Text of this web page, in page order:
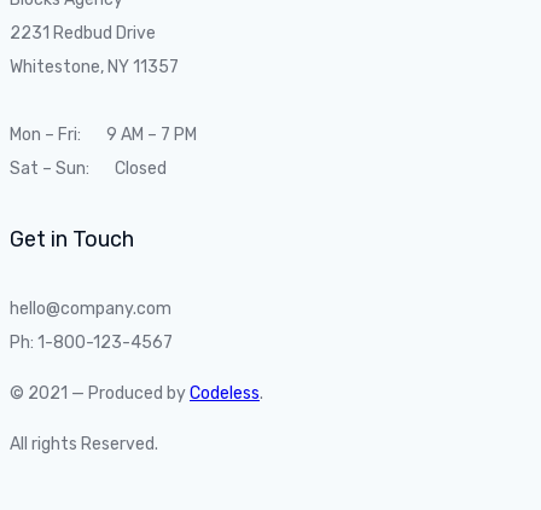
2231 Redbud Drive
Whitestone, NY 11357
Mon – Fri: 9 AM – 7 PM
Sat – Sun: Closed
Get in Touch
hello@company.com
Ph: 1-800-123-4567
© 2021 — Produced byCodeless.
All rights Reserved.